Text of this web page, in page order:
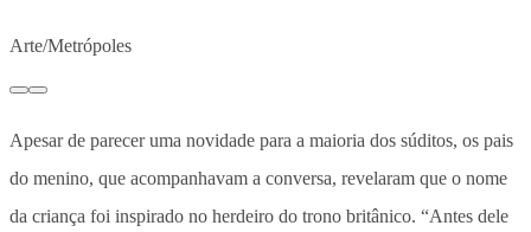
Arte/Metrópoles
Apesar de parecer uma novidade para a maioria dos súditos, os pais
do menino, que acompanhavam a conversa, revelaram que o nome
da criança foi inspirado no herdeiro do trono britânico. “Antes dele